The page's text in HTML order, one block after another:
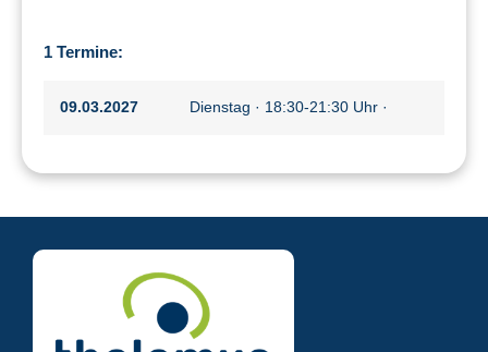
1 Termine:
09.03.2027 Dienstag · 18:30-21:30 Uhr ·